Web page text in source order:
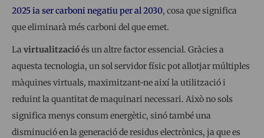
2025 ia ser carboni negatiu per al 2030, cosa que significa
que eliminarà més carboni del que emet.
La virtualitzacióés un altre factor essencial. Gràcies a
aquesta tecnologia, un sol servidor físic pot allotjar múltiples
màquines virtuals, maximitzant-ne així la utilització i
reduint la quantitat de maquinari necessari. Això no sols
significa menys consum energètic, sinó també una
disminució en la generació de residus electrònics, ja que es